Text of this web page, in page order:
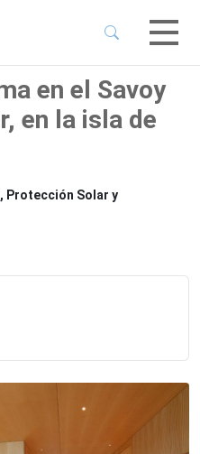
en el Savoy
en la isla de
Protección Solar y